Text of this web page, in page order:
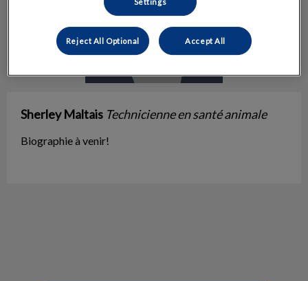
Sherley Maltais Technicienne en santé animale
Biographie à venir!
Reject All Optional Accept All